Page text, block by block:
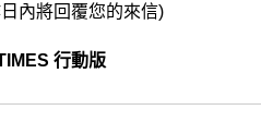
內將回覆您的來信)
行動版